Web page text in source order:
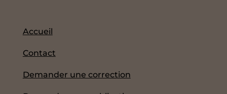
Accueil
Contact
Demander une correction